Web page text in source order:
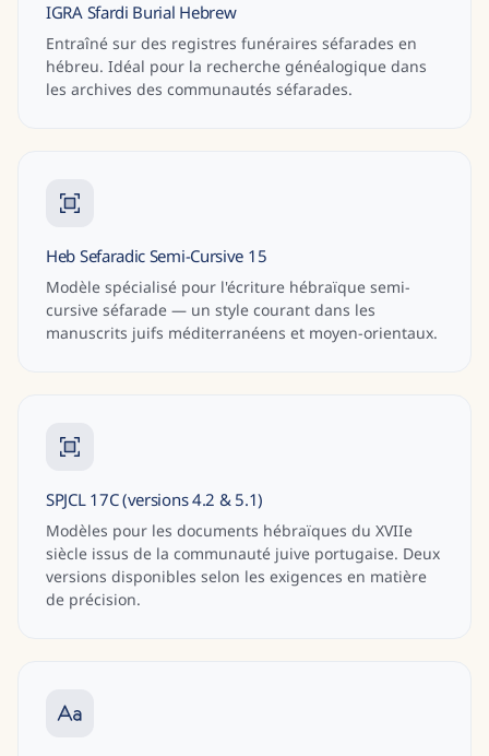
IGRA Sfardi Burial Hebrew
Entraîné sur des registres funéraires séfarades en
hébreu. Idéal pour la recherche généalogique dans
les archives des communautés séfarades.
Heb Sefaradic Semi-Cursive 15
Modèle spécialisé pour l'écriture hébraïque semi-
cursive séfarade — un style courant dans les
manuscrits juifs méditerranéens et moyen-orientaux.
SPJCL 17C (versions 4.2 & 5.1)
Modèles pour les documents hébraïques du XVIIe
siècle issus de la communauté juive portugaise. Deux
versions disponibles selon les exigences en matière
de précision.